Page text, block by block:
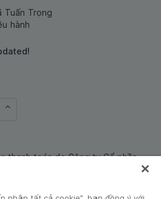
Tuấn Trọng
hành
thanh toán do Công ty Cổ phần